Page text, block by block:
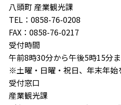
八頭町 産業観光課
TEL：0858-76-0208
FAX：0858-76-0217
受付時間
午前8時30分から午後5時15分
※土曜・日曜・祝日、年末年始
受付窓口
産業観光課